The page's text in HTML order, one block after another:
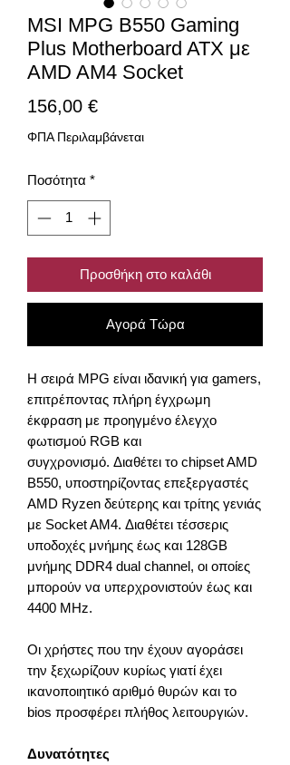
MSI MPG B550 Gaming
Plus Motherboard ATX με
AMD AM4 Socket
156,00 €Τιμή
ΦΠΑ Περιλαμβάνεται
Ποσότητα *
Προσθήκη στο καλάθι
Αγορά Τώρα
Η σειρά MPG είναι ιδανική για gamers,
επιτρέποντας πλήρη έγχρωμη
έκφραση με προηγμένο έλεγχο
φωτισμού RGB και
συγχρονισμό. Διαθέτει το chipset AMD
B550, υποστηρίζοντας επεξεργαστές
AMD Ryzen δεύτερης και τρίτης γενιάς
με Socket AM4. Διαθέτει τέσσερις
υποδοχές μνήμης έως και 128GB
μνήμης DDR4 dual channel, οι οποίες
μπορούν να υπερχρονιστούν έως και
4400 MHz.
Οι χρήστες που την έχουν αγοράσει
την ξεχωρίζουν κυρίως γιατί έχει
ικανοποιητικό αριθμό θυρών και το
bios προσφέρει πλήθος λειτουργιών.
Δυνατότητες